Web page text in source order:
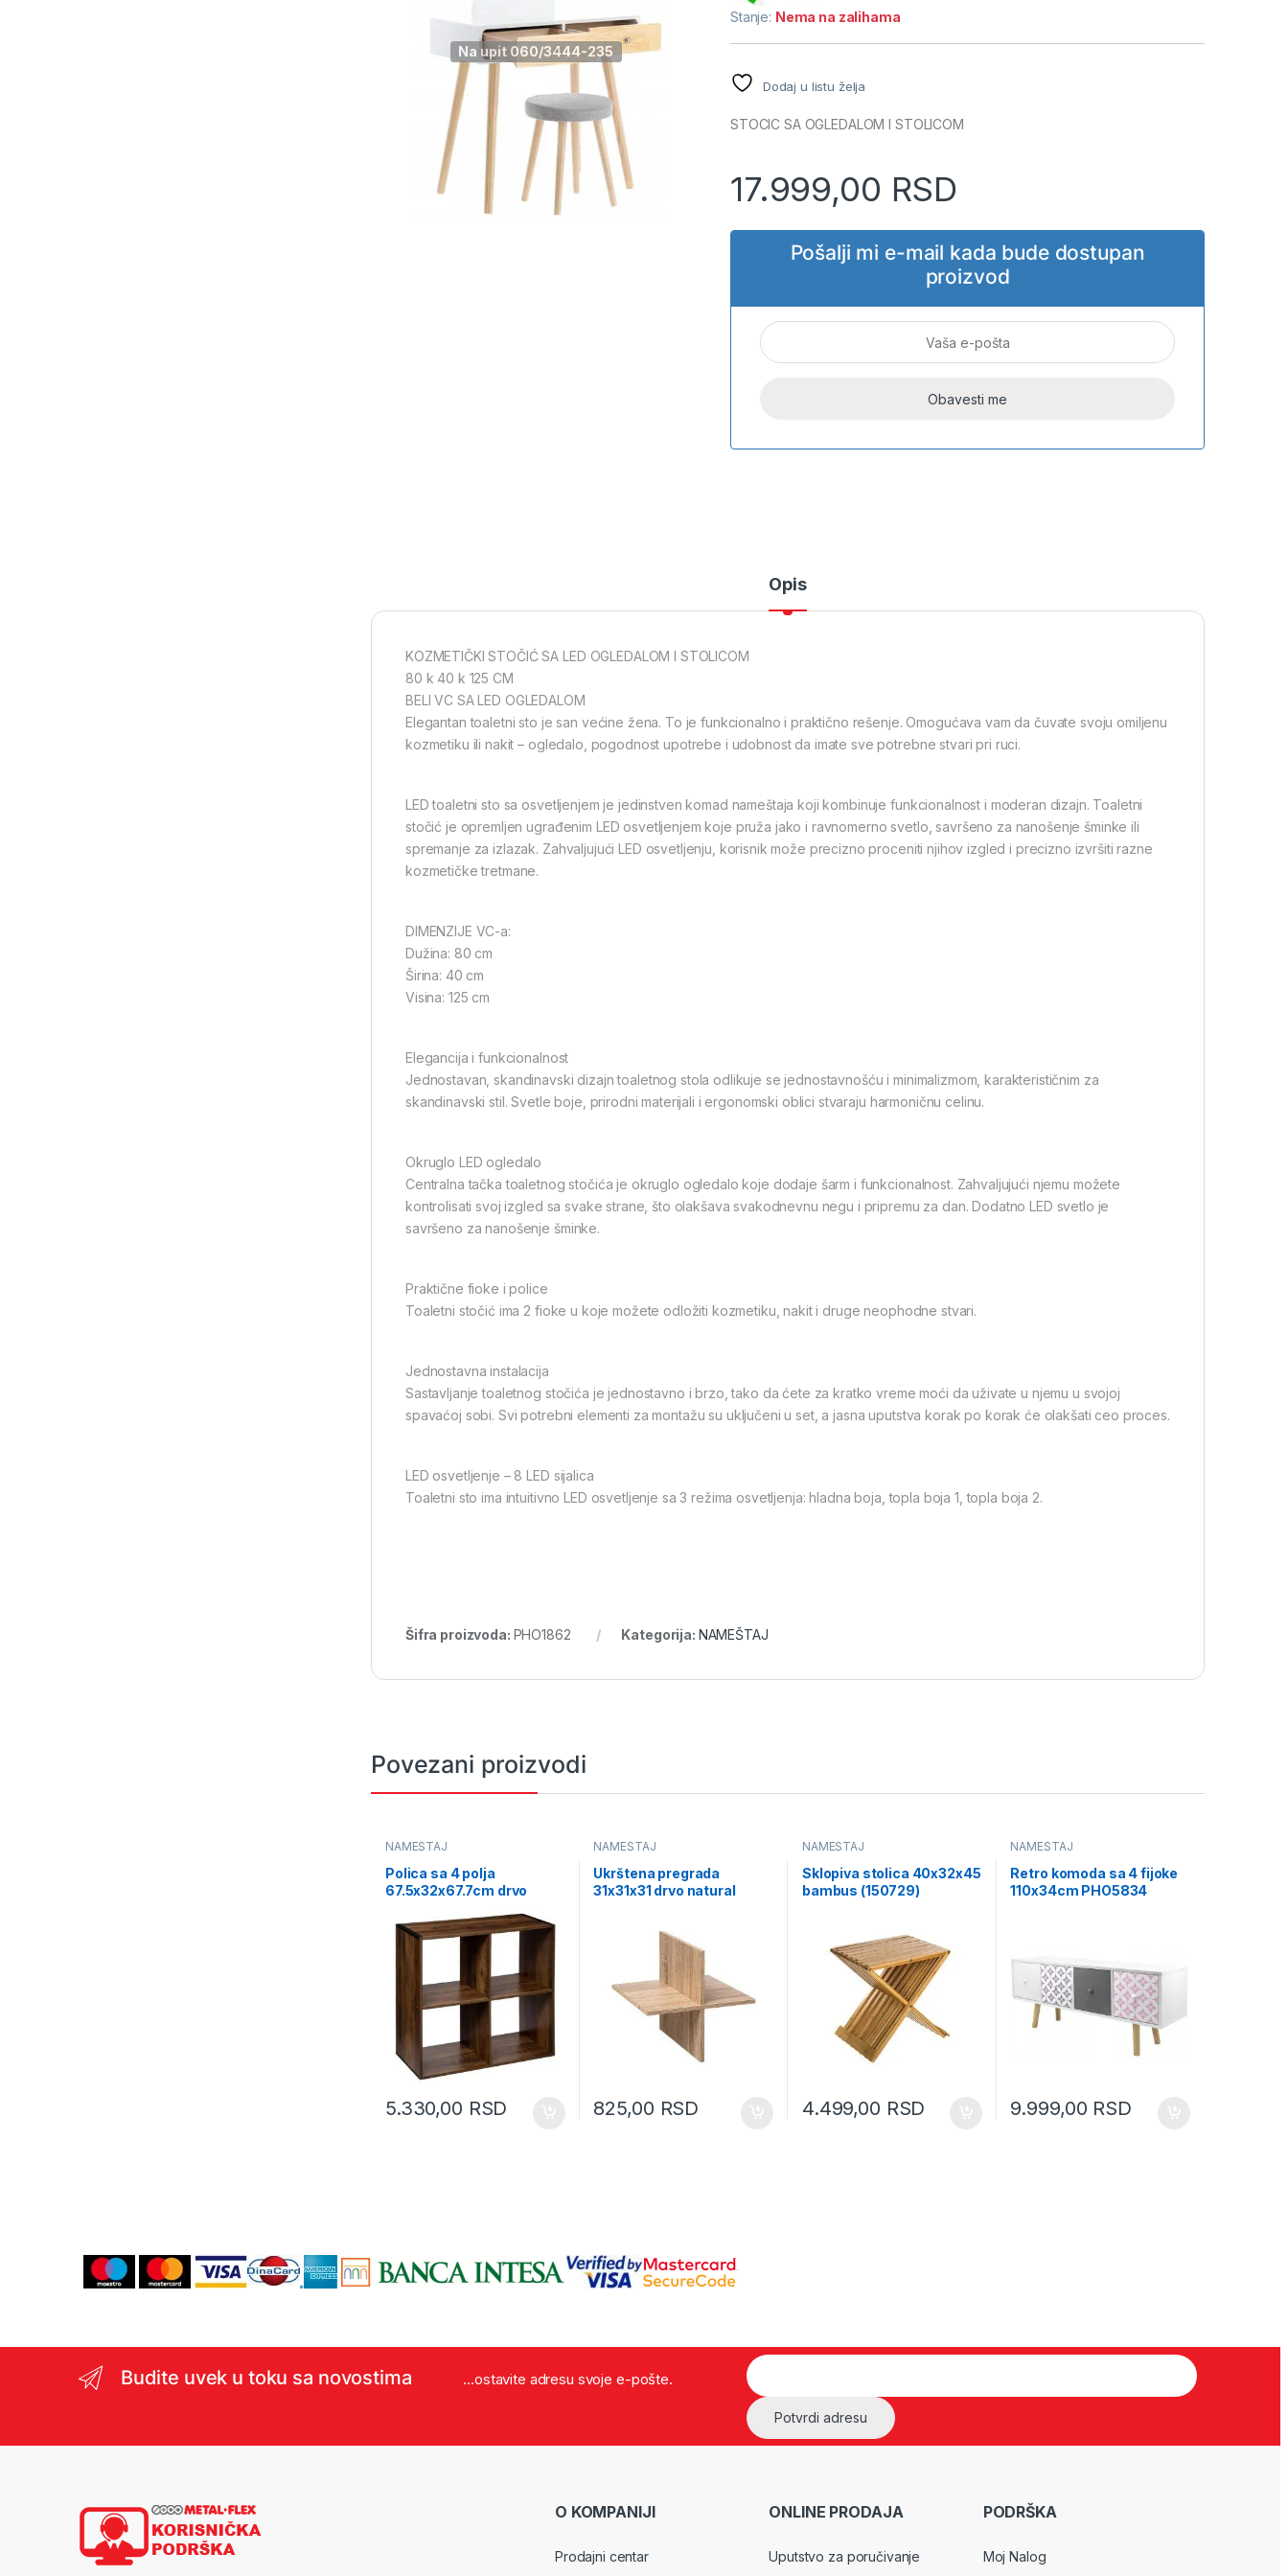
Na upit 060/3444-235
Stanje: Nema na zalihama
Dodaj u listu želja
STOCIC SA OGLEDALOM I STOLICOM
17.999,00 RSD
Pošalji mi e-mail kada bude dostupan
proizvod
Opis
KOZMETIČKI STOČIĆ SA LED OGLEDALOM I STOLICOM
80 k 40 k 125 CM
BELI VC SA LED OGLEDALOM
Elegantan toaletni sto je san većine žena. To je funkcionalno i praktično rešenje. Omogućava vam da čuvate svoju omiljenu
kozmetiku ili nakit – ogledalo, pogodnost upotrebe i udobnost da imate sve potrebne stvari pri ruci.
LED toaletni sto sa osvetljenjem je jedinstven komad nameštaja koji kombinuje funkcionalnost i moderan dizajn. Toaletni
stočić je opremljen ugrađenim LED osvetljenjem koje pruža jako i ravnomerno svetlo, savršeno za nanošenje šminke ili
spremanje za izlazak. Zahvaljujući LED osvetljenju, korisnik može precizno proceniti njihov izgled i precizno izvršiti razne
kozmetičke tretmane.
DIMENZIJE VC-a:
Dužina: 80 cm
Širina: 40 cm
Visina: 125 cm
Elegancija i funkcionalnost
Jednostavan, skandinavski dizajn toaletnog stola odlikuje se jednostavnošću i minimalizmom, karakterističnim za
skandinavski stil. Svetle boje, prirodni materijali i ergonomski oblici stvaraju harmoničnu celinu.
Okruglo LED ogledalo
Centralna tačka toaletnog stočića je okruglo ogledalo koje dodaje šarm i funkcionalnost. Zahvaljujući njemu možete
kontrolisati svoj izgled sa svake strane, što olakšava svakodnevnu negu i pripremu za dan. Dodatno LED svetlo je
savršeno za nanošenje šminke.
Praktične fioke i police
Toaletni stočić ima 2 fioke u koje možete odložiti kozmetiku, nakit i druge neophodne stvari.
Jednostavna instalacija
Sastavljanje toaletnog stočića je jednostavno i brzo, tako da ćete za kratko vreme moći da uživate u njemu u svojoj
spavaćoj sobi. Svi potrebni elementi za montažu su uključeni u set, a jasna uputstva korak po korak će olakšati ceo proces.
LED osvetljenje – 8 LED sijalica
Toaletni sto ima intuitivno LED osvetljenje sa 3 režima osvetljenja: hladna boja, topla boja 1, topla boja 2.
Šifra proizvoda: PHO1862 Kategorija: NAMEŠTAJ
Povezani proizvodi
NAMEŠTAJ
Polica sa 4 polja
67.5x32x67.7cm drvo
5.330,00 RSD
NAMEŠTAJ
Ukrštena pregrada
31x31x31 drvo natural
825,00 RSD
NAMEŠTAJ
Sklopiva stolica 40x32x45
bambus (150729)
4.499,00 RSD
NAMEŠTAJ
Retro komoda sa 4 fijoke
110x34cm PHO5834
9.999,00 RSD
Budite uvek u toku sa novostima ...ostavite adresu svoje e-pošte.
O KOMPANIJI
Prodajni centar
ONLINE PRODAJA
Uputstvo za poručivanje
PODRŠKA
Moj Nalog